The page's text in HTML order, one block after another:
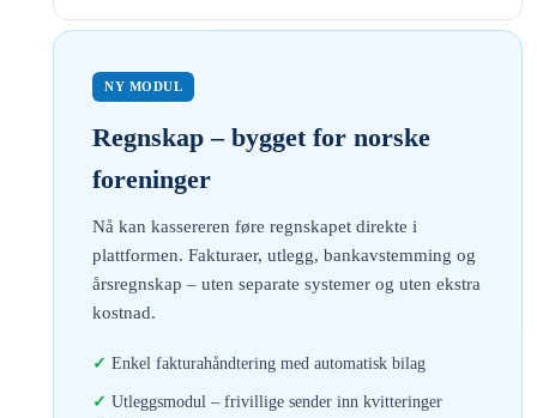
NY MODUL
Regnskap – bygget for norske
foreninger
Nå kan kassereren føre regnskapet direkte i
plattformen. Fakturaer, utlegg, bankavstemming og
årsregnskap – uten separate systemer og uten ekstra
kostnad.
Enkel fakturahåndtering med automatisk bilag
Utleggsmodul – frivillige sender inn kvitteringer